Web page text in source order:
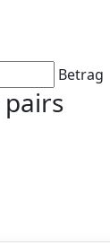
Betrag